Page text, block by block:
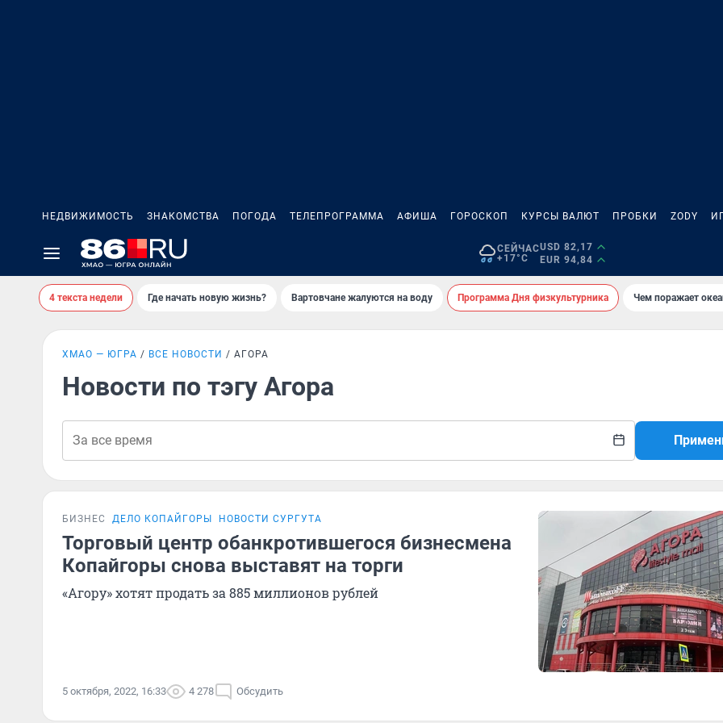
НЕДВИЖИМОСТЬ ЗНАКОМСТВА ПОГОДА ТЕЛЕПРОГРАММА АФИША ГОРОСКОП КУРСЫ ВАЛЮТ ПРОБКИ ZODY
СЕЙЧАС
+17°C
USD 82,17
EUR 94,84
4 текста недели Где начать новую жизнь? Вартовчане жалуются на воду Программа Дня физкультурника Чем поражает
ХМАО — ЮГРА ВСЕ НОВОСТИ АГОРА
Новости по тэгу Агора
БИЗНЕС ДЕЛО КОПАЙГОРЫ НОВОСТИ СУРГУТА
Торговый центр обанкротившегося бизнесмена
Копайгоры снова выставят на торги
«Агору» хотят продать за 885 миллионов рублей
5 октября, 2022, 16:33 4 278 Обсудить